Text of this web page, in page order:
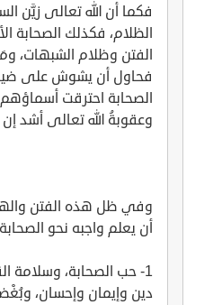
فكما أن الله تعالى زيَّن
الظلام، فكذلك الصحابة
الفتن وظلام الشبهات،
فحاول أن يشوش على
الصحابة احترقت
وعقوبةُ الله تعالى أشد إن
وفي ظل هذه الفتن
أن يعلم واجبه نحو
1- حب الصحابة، وسلامة
دين وإيمان وإحسان،